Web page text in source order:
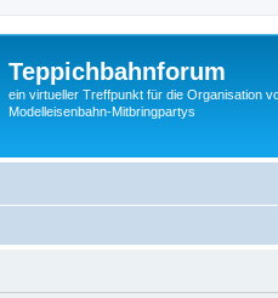
Teppichbahnforum
ein virtueller Treffpunkt für die Organisation
Modelleisenbahn-Mitbringpartys